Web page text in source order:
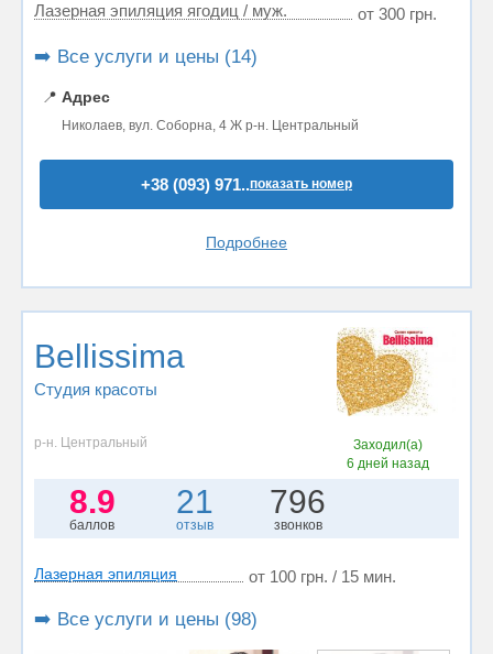
Лазерная эпиляция ягодиц / муж.
от 300 грн.
➡️ Все услуги и цены (14)
📍 Адрес
Николаев, вул. Соборна, 4 Ж р-н. Центральный
+38 (093) 971..показать номер
Подробнее
Bellissima
Студия красоты
р-н. Центральный
Заходил(а)
6 дней назад
8.9
баллов
21
отзыв
796
звонков
Лазерная эпиляция от 100 грн. / 15 мин.
➡️ Все услуги и цены (98)